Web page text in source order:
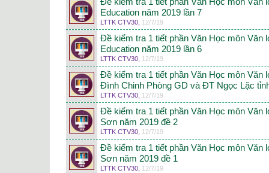
Education năm 2019 lần 7
LTTK CTV30 12/7/19
Đề kiểm tra 1 tiết phần Văn Học môn Văn
Education năm 2019 lần 6
LTTK CTV30 12/7/19
Đề kiểm tra 1 tiết phần Văn Học môn Văn
Đình Chinh Phòng GD và ĐT Ngọc Lặc
LTTK CTV30 12/7/19
Đề kiểm tra 1 tiết phần Văn Học môn Văn
Sơn năm 2019 đề 2
LTTK CTV30 12/7/19
Đề kiểm tra 1 tiết phần Văn Học môn Văn
Sơn năm 2019 đề 1
LTTK CTV30 12/7/19